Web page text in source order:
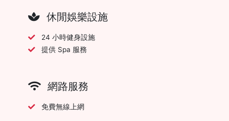
休閒娛樂設施
24 小時健身設施
提供 Spa 服務
網路服務
免費無線上網